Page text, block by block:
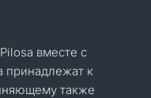
вместе с
принадлежат к
также